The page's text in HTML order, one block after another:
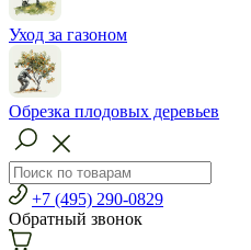
Уход за газоном
Обрезка плодовых деревьев
+7 (495) 290-0829
Обратный звонок